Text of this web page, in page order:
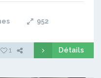
952
1 Détails